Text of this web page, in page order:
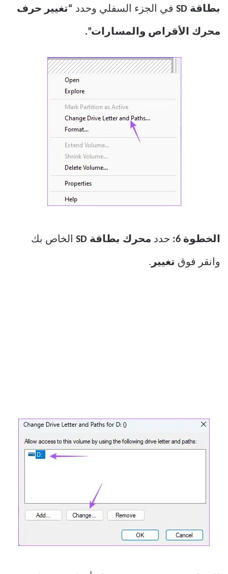
بطاقة SD في الجزء السفلي وحدد “تغيير حرف
محرك الأقراص والمسارات”.
الخطوة 6: حدد محرك بطاقة SD الخاص بك
وانقر فوق تغيير .